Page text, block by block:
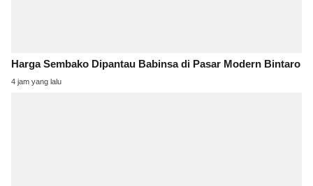
Harga Sembako Dipantau Babinsa di Pasar Modern Bintaro
4 jam yang lalu